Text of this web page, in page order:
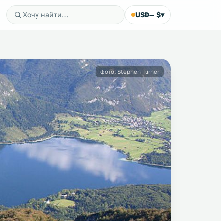
USD— $▾
фото: Stephen Turner